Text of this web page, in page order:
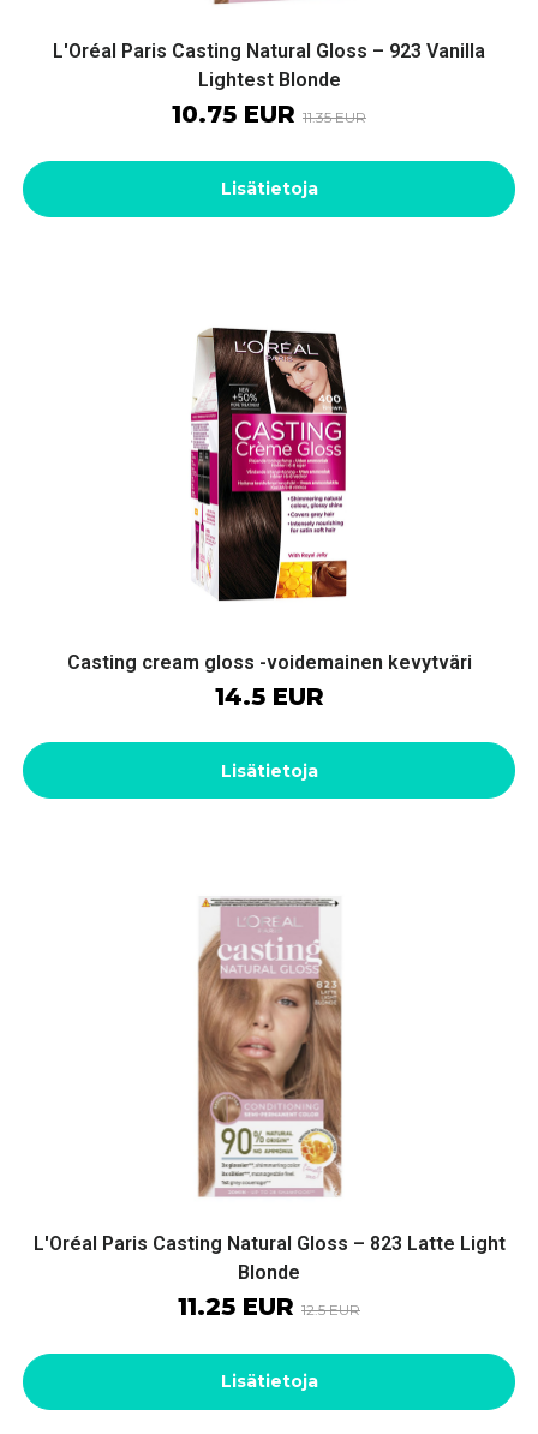
L'Oréal Paris Casting Natural Gloss – 923 Vanilla
Lightest Blonde
10.75 EUR 11.35 EUR
Lisätietoja
Casting cream gloss -voidemainen kevytväri
14.5 EUR
Lisätietoja
L'Oréal Paris Casting Natural Gloss – 823 Latte Light
Blonde
11.25 EUR 12.5 EUR
Lisätietoja